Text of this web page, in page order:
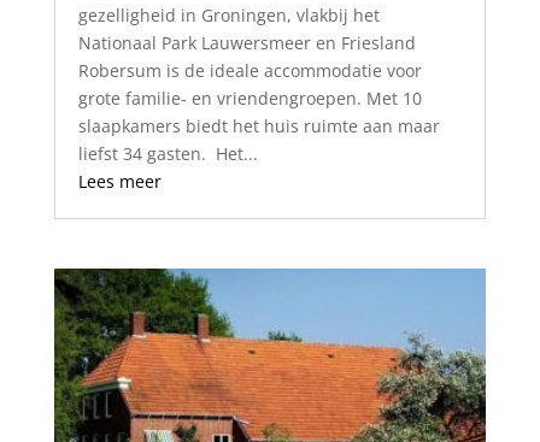
gezelligheid in Groningen, vlakbij het
Nationaal Park Lauwersmeer en Friesland
Robersum is de ideale accommodatie voor
grote familie- en vriendengroepen. Met 10
slaapkamers biedt het huis ruimte aan maar
liefst 34 gasten. Het...
Lees meer